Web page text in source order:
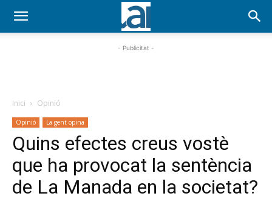
- Publicitat -
Inici Opinió
Opinió La gent opina
Quins efectes creus vostè
que ha provocat la sentència
de La Manada en la societat?